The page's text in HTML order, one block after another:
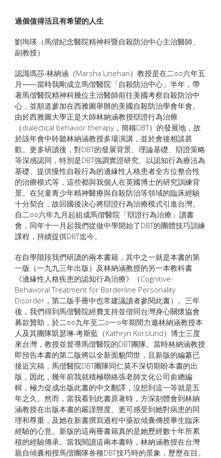
過個值得活且有希望的人生
劉珣瑛（馬偕紀念醫院精神科暨自殺防治中心主治醫師、
副教授）
認識瑪莎‧林納涵（Marsha Linehan）教授是在二○○六年五
月――當時我剛成立馬偕醫院「自殺防治中心」半年，帶
著馬偕醫院精神科幾位主治醫師前往美國考察自殺防治中
心，並順道參加在西雅圖舉辦的美國自殺防治學會年會。
由於西雅圖大學正是大師林納涵教授辯證行為治療
（dialectical behavior therapy，簡稱DBT）的發展地，故
於該年會中聆聽林納涵教授多場演講，並於會後相談甚
歡。更多研讀後，對DBT的發展背景、理論基礎、辯證策略
等深感認同，特別是DBT強調實證研究、以認知行為療法為
基礎、提供慢性自殺行為的邊緣性人格患者全方位整合性
的治療模式等，這些都與我個人在英國博士的研究訓練背
景、在兒童青少年精神醫療與自殺防治等領域的臨床經驗
十分契合，故回國後決心將辯證行為治療模式引進台灣。
自二○○六年九月起組成馬偕醫院「辯證行為治療」讀書
會，同年十一月起我們從做中學開始了DBT的團體技巧訓練
課程，持續提供DBT迄今。
在自學階段我們研讀的兩本書籍，其中之一就是本書的第
一版（一九九三年出版）及林納涵教授的另一本教科書
《邊緣性人格疾患的認知行為治療》（Cognitive-
Behavioral Treatment for Borderline Personality
Disorder，第二版手冊中也常建議讀者參閱此書）。三年
後，我們得到馬偕醫院經費支持並偕同台灣身心關懷協會
募款贊助，於二○○九年至二○一○年期間力邀林納涵教授本
人及其團隊凱瑟琳‧考斯藍（Kathryn Korslund）博士三度
來台灣，教授並督導馬偕醫院的DBT團隊。當時林納涵教授
即預告本書的第二版將以全新面貌問世，且新版的編纂已
接近完稿，馬偕醫院DBT團隊同仁莫不深切期盼本書的出
版，因此，幾年前我就積極聯絡張老師文化公司俞總編
輯，極力促成出版此書的中文翻譯，沒想到這一等就是五
年之久。然而，當我看到此書原著時，方深刻體會到林納
涵教授在出版本書的嚴謹態度、更可感受到她對病患的同
理和尊重，及她在新書撰寫過程中亟欲傾囊傳授畢生臨床
經驗的心意。新版的這兩冊書籍真的是她歷經數十年所累
積的經驗傳承。當我閱讀這兩本書時，林納涵教授在台灣
親自傾囊相授馬偕團隊各種DBT技巧時的景象，歷歷在目。